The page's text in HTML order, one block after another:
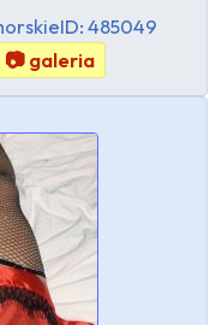
ID: 485049
📷 galeria